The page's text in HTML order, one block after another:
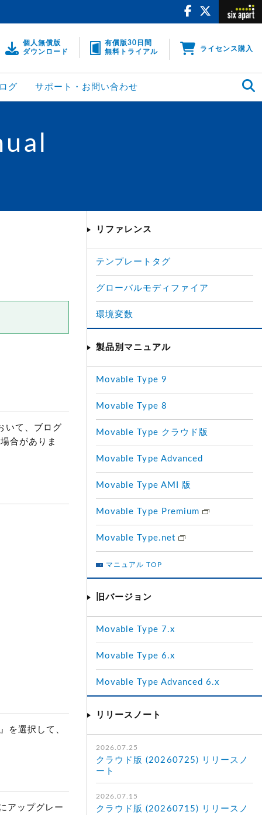
個人無償版
ダウンロード
有償版30日間
無料トライアル
ライセンス購入
グ サポート・お問い合わせ
いて、ブログ
合がありま
を選択して、
アップグレー
リファレンス
テンプレートタグ
グローバルモディファイア
環境変数
製品別マニュアル
Movable Type 9
Movable Type 8
Movable Type クラウド版
Movable Type Advanced
Movable Type AMI 版
Movable Type Premium
Movable Type.net
マニュアル TOP
旧バージョン
Movable Type 7.x
Movable Type 6.x
Movable Type Advanced 6.x
リリースノート
2026.07.25
クラウド版 (20260725) リリースノ
ート
2026.07.15
クラウド版 (20260715) リリースノ